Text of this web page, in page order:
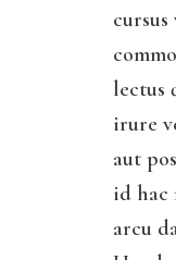
lectus
irure
aut
id hac
arcu